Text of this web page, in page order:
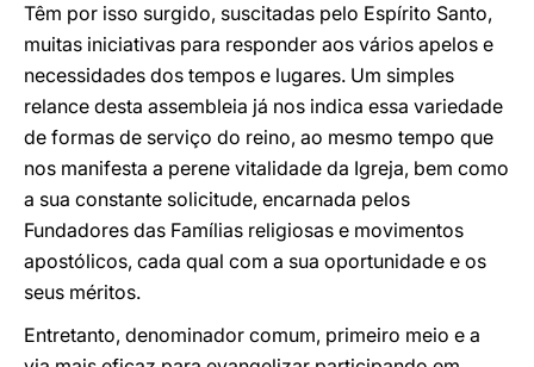
Têm por isso surgido, suscitadas pelo Espírito Santo,
muitas iniciativas para responder aos vários apelos e
necessidades dos tempos e lugares. Um simples
relance desta assembleia já nos indica essa variedade
de formas de serviço do reino, ao mesmo tempo que
nos manifesta a perene vitalidade da Igreja, bem como
a sua constante solicitude, encarnada pelos
Fundadores das Famílias religiosas e movimentos
apostólicos, cada qual com a sua oportunidade e os
seus méritos.
Entretanto, denominador comum, primeiro meio e a